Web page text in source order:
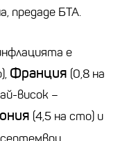
предаде БТА.
е
Франция (0,8 на
висок –
(4,5 на сто) и